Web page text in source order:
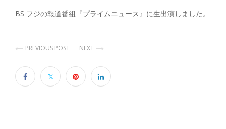
BS フジの報道番組『プライムニュース』に生出演しました。
PREVIOUS POST NEXT